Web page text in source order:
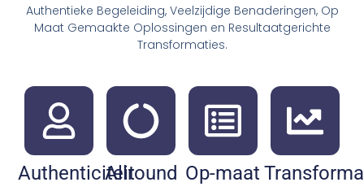
Authentieke Begeleiding, Veelzijdige Benaderingen, Op
Maat Gemaakte Oplossingen en Resultaatgerichte
Transformaties.
AuthenticiteitAllround Op-maat